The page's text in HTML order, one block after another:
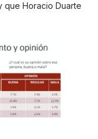
que Horacio Duarte